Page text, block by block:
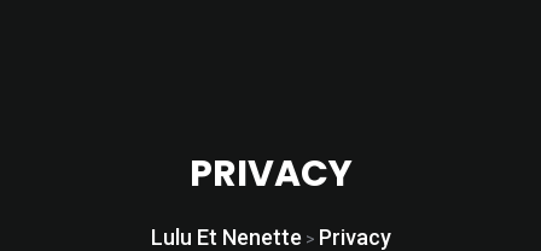
PRIVACY
Lulu Et Nenette > Privacy